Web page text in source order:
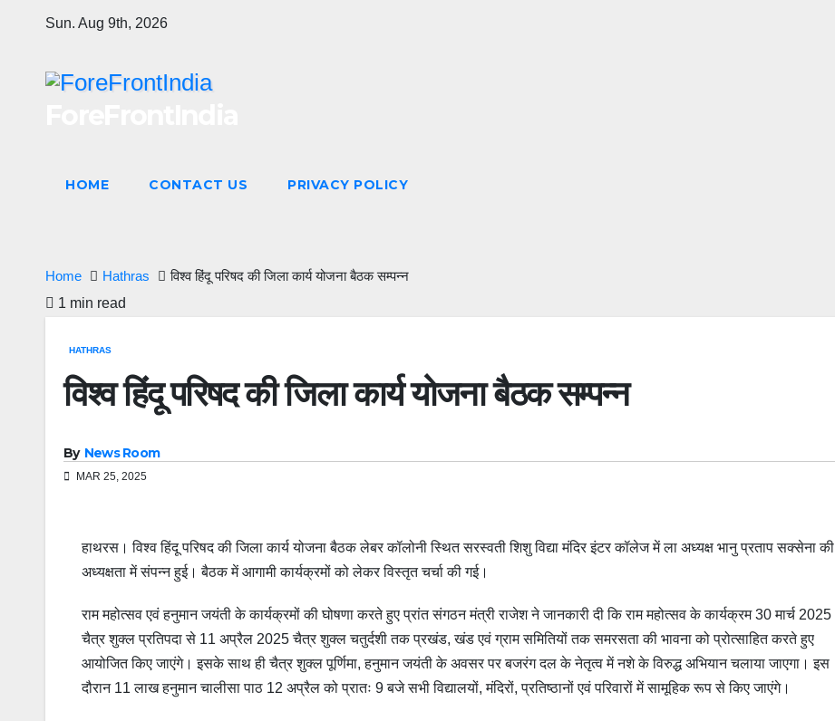
Sun. Aug 9th, 2026
HOME CONTACT US PRIVACY POLICY
Home Hathras
विश्व हिंदू परिषद की जिला कार्य योजना बैठक सम्पन्न
1 min read
HATHRAS
विश्व हिंदू परिषद की जिला कार्य योजना बैठक सम्पन्न
By News Room
MAR 25, 2025
हाथरस। विश्व हिंदू परिषद की जिला कार्य योजना बैठक लेबर कॉलोनी स्थित सरस्वती शिशु विद्या मंदिर इंटर कॉलेज में ला अध्यक्ष भानु प्रताप सक्सेना की
अध्यक्षता में संपन्न हुई। बैठक में आगामी कार्यक्रमों को लेकर विस्तृत चर्चा की गई।
राम महोत्सव एवं हनुमान जयंती के कार्यक्रमों की घोषणा करते हुए प्रांत संगठन मंत्री राजेश ने जानकारी दी कि राम महोत्सव के कार्यक्रम 30 मार्च 2025
चैत्र शुक्ल प्रतिपदा से 11 अप्रैल 2025 चैत्र शुक्ल चतुर्दशी तक प्रखंड, खंड एवं ग्राम समितियों तक समरसता की भावना को प्रोत्साहित करते हुए
आयोजित किए जाएंगे। इसके साथ ही चैत्र शुक्ल पूर्णिमा, हनुमान जयंती के अवसर पर बजरंग दल के नेतृत्व में नशे के विरुद्ध अभियान चलाया जाएगा। इस
दौरान 11 लाख हनुमान चालीसा पाठ 12 अप्रैल को प्रातः 9 बजे सभी विद्यालयों, मंदिरों, प्रतिष्ठानों एवं परिवारों में सामूहिक रूप से किए जाएंगे।